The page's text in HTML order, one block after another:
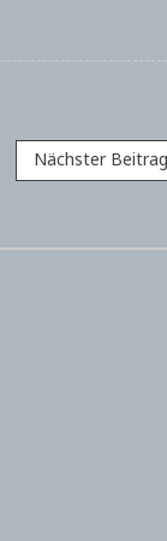
Nächster Beitrag